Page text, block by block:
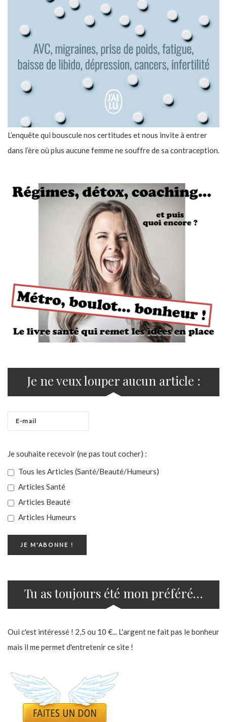
L’enquête qui bouscule nos certitudes et nous invite à entrer
dans l’ère où plus aucune femme ne souffre de sa contraception.
Je ne veux louper aucun article :
Je souhaite recevoir (ne pas tout cocher) :
Tous les Articles (Santé/Beauté/Humeurs)
Articles Santé
Articles Beauté
Articles Humeurs
Tu as toujours été mon préféré…
Oui c'est intéressé ! 2,5 ou 10 €... L'argent ne fait pas le bonheur
mais il me permet d'entretenir ce site !